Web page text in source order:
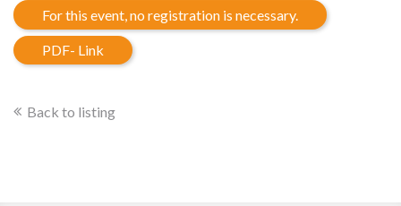
For this event, no registration is necessary.
PDF- Link
Back to listing